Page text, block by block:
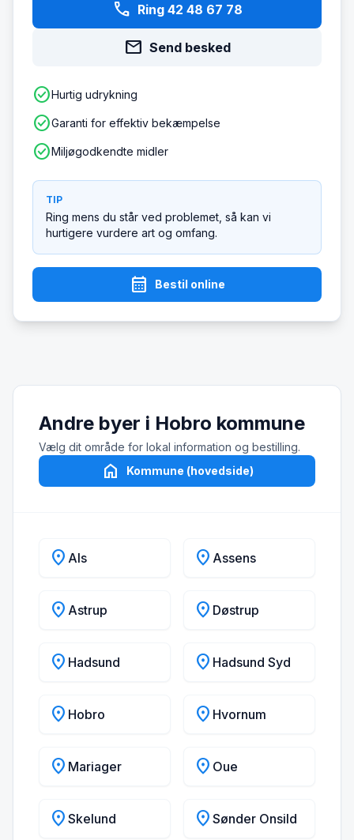
phone Ring 42 48 67 78
mail Send besked
check_circleHurtig udrykning
check_circleGaranti for effektiv bekæmpelse
check_circleMiljøgodkendte midler
TIP
Ring mens du står ved problemet, så kan vi
hurtigere vurdere art og omfang.
calendar_month Bestil online
Andre byer i Hobro kommune
Vælg dit område for lokal information og bestilling.
home Kommune (hovedside)
location_on Als location_on Assens
location_on Astrup location_on Døstrup
location_on Hadsund location_on Hadsund Syd
location_on Hobro location_on Hvornum
location_on Mariager location_on Oue
location_on Skelund location_on Sønder Onsild